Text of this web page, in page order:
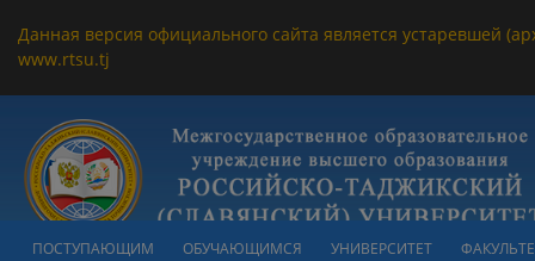
Данная версия официального сайта является устаревшей
www.rtsu.tj
ПОСТУПАЮЩИМ ОБУЧАЮЩИМСЯ УНИВЕРСИТЕТ